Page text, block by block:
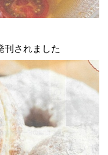
されました